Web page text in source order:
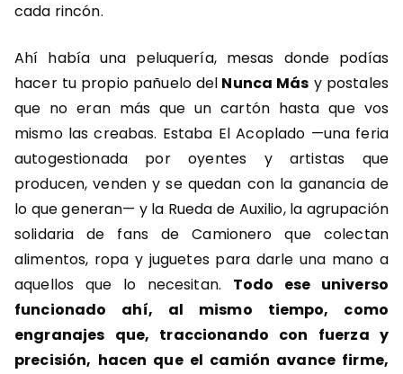
cada rincón.
Ahí había una peluquería, mesas donde podías
hacer tu propio pañuelo del Nunca Más y postales
que no eran más que un cartón hasta que vos
mismo las creabas. Estaba El Acoplado —una feria
autogestionada por oyentes y artistas que
producen, venden y se quedan con la ganancia de
lo que generan— y la Rueda de Auxilio, la agrupación
solidaria de fans de Camionero que colectan
alimentos, ropa y juguetes para darle una mano a
aquellos que lo necesitan. Todo ese universo
funcionado ahí, al mismo tiempo, como
engranajes que, traccionando con fuerza y
precisión, hacen que el camión avance firme,